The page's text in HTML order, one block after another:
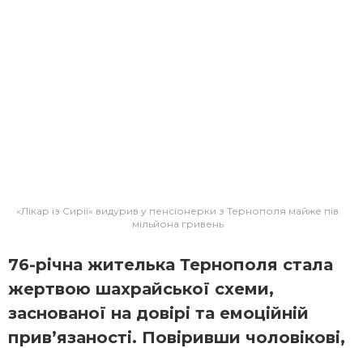
«Лікар із Сирії» видурив у пенсіонерки з Тернополя майже пів
мільйона гривень
76-річна жителька Тернополя стала
жертвою шахрайської схеми,
заснованої на довірі та емоційній
прив’язаності. Повіривши чоловікові,